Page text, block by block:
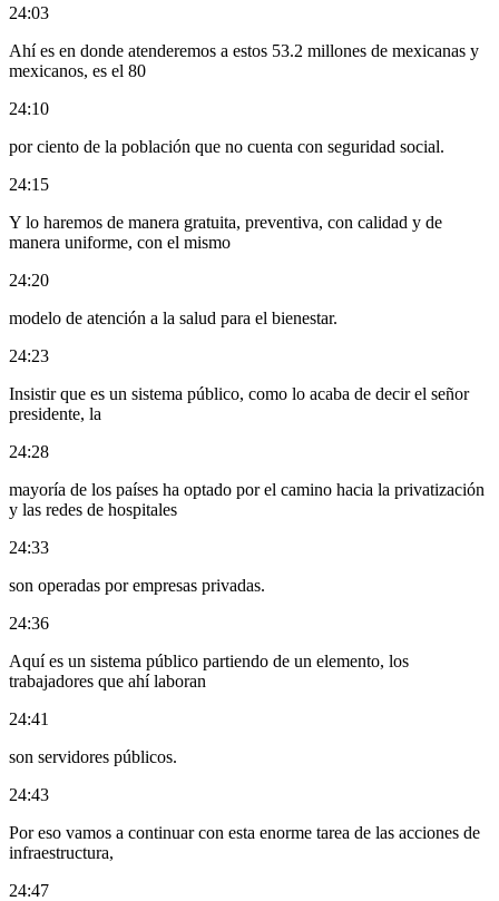
24:03
Ahí es en donde atenderemos a estos 53.2 millones de mexicanas y
mexicanos, es el 80
24:10
por ciento de la población que no cuenta con seguridad social.
24:15
Y lo haremos de manera gratuita, preventiva, con calidad y de
manera uniforme, con el mismo
24:20
modelo de atención a la salud para el bienestar.
24:23
Insistir que es un sistema público, como lo acaba de decir el señor
presidente, la
24:28
mayoría de los países ha optado por el camino hacia la privatización
y las redes de hospitales
24:33
son operadas por empresas privadas.
24:36
Aquí es un sistema público partiendo de un elemento, los
trabajadores que ahí laboran
24:41
son servidores públicos.
24:43
Por eso vamos a continuar con esta enorme tarea de las acciones de
infraestructura,
24:47